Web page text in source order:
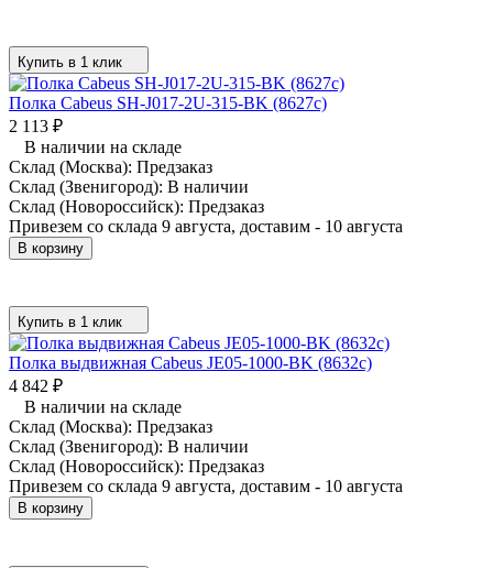
Купить в 1 клик
Полка Cabeus SH-J017-2U-315-BK (8627c)
2 113 ₽
В наличии на складе
Склад (Москва): Предзаказ
Склад (Звенигород): В наличии
Склад (Новороссийск): Предзаказ
Привезем со склада 9 августа, доставим - 10 августа
В корзину
Купить в 1 клик
Полка выдвижная Cabeus JE05-1000-BK (8632c)
4 842 ₽
В наличии на складе
Склад (Москва): Предзаказ
Склад (Звенигород): В наличии
Склад (Новороссийск): Предзаказ
Привезем со склада 9 августа, доставим - 10 августа
В корзину